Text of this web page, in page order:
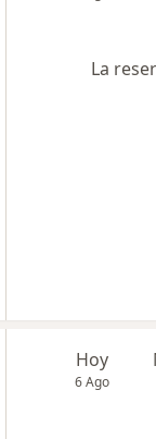
La
Hoy
6 Ago